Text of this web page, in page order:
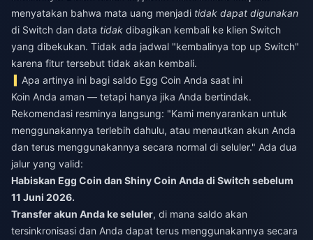
menyatakan bahwa mata uang menjadi tidak dapat digunakan
di Switch dan data tidak dibagikan kembali ke klien Switch
yang dibekukan. Tidak ada jadwal "kembalinya top up Switch"
karena fitur tersebut tidak akan kembali.
Apa artinya ini bagi saldo Egg Coin Anda saat ini
Koin Anda aman — tetapi hanya jika Anda bertindak.
Rekomendasi resminya langsung: "Kami menyarankan untuk
menggunakannya terlebih dahulu, atau menautkan akun Anda
dan terus menggunakannya secara normal di seluler." Ada dua
jalur yang valid:
Habiskan Egg Coin dan Shiny Coin Anda di Switch sebelum
11 Juni 2026.
Transfer akun Anda ke seluler, di mana saldo akan
tersinkronisasi dan Anda dapat terus menggunakannya secara